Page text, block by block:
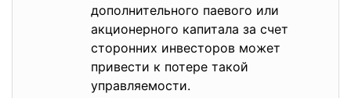
дополнительного паевого или
акционерного капитала за счет
сторонних инвесторов может
привести к потере такой
управляемости.